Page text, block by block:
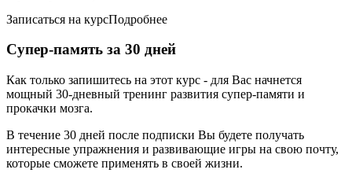
Записаться на курсПодробнее
Супер-память за 30 дней
Как только запишитесь на этот курс - для Вас начнется
мощный 30-дневный тренинг развития супер-памяти и
прокачки мозга.
В течение 30 дней после подписки Вы будете получать
интересные упражнения и развивающие игры на свою почту,
которые сможете применять в своей жизни.